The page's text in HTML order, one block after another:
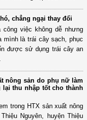
chẳng ngại thay đổi
công việc không dễ nhưng
mình là trái cây sạch, phục
được sử dụng trái cây an
nông sản do phụ nữ làm
lại thu nhập tốt cho thành
trong HTX sản xuất nông
Nguyên, huyện Thiệu